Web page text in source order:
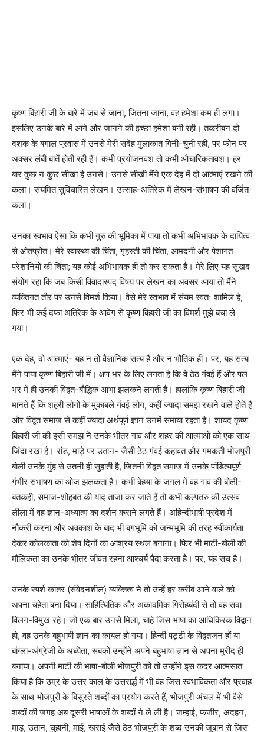
कृष्ण बिहारी जी के बारे में जब से जाना, जितना जाना, वह हमेशा कम ही लगा।
इसलिए उनके बारे में आगे और जानने की इच्छा हमेशा बनी रही। तकरीबन दो
दशक के बंगाल प्रवास में उनसे मेरी सदेह मुलाकात गिनी-चुनी रही, पर फोन पर
अक्सर लंबी बातें होती रही हैं। कभी प्रयोजनवश तो कभी औचारिकतावश। हर
बार कुछ न कुछ सीखा है उनसे। उनसे सीखी मैंने एक देह में दो आत्माएं रखने की
कला। संयमित सुविचारित लेखन। उत्साह-अतिरेक में लेखन-संभाषण की वर्जित
कला।
उनका स्वभाव ऐसा कि कभी गुरु की भूमिका में पाया तो कभी अभिभावक के दायित्व
से ओतप्रोत। मेरे स्वास्थ्य की चिंता, गृहस्ती की चिंता, आमदनी और पेशागत
परेशानियों की चिंता; यह कोई अभिभावक ही तो कर सकता है। मेरे लिए यह सुखद
संयोग रहा कि जब किसी विवादास्पद विषय पर लेखन का अवसर आया तो मैंने
व्यक्तिगत तौर पर उनसे विमर्श किया। वैसे मेरे स्वभाव में संयम स्वतः शामिल है,
फिर भी कई दफा अतिरेक के आवेग से कृष्ण बिहारी जी का विमर्श मुझे बचा ले
गया।
एक देह, दो आत्माएं- यह न तो वैज्ञानिक सत्य है और न भौतिक ही। पर, यह सत्य
मैंने पाया कृष्ण बिहारी जी में। क्षण भर के लिए लगता है कि वे ठेठ गंवई हैं और पल
भर में ही उनकी विद्वत-बौद्धिक आभा झलकने लगती है। हालांकि कृष्ण बिहारी जी
मानते हैं कि शहरी लोगों के मुकाबले गंवई लोग, कहीं ज्यादा समझ रखने वाले होते हैं
और विद्वत समाज से कहीं ज्यादा अर्थपूर्ण ज्ञान उनमें समाया रहता है। शायद कृष्ण
बिहारी जी की इसी समझ ने उनके भीतर गांव और शहर की आत्माओं को एक साथ
जिंदा रखा है। रांड, माड़े पर उतान- जैसी ठेठ गंवई कहावत और गमकती भोजपुरी
बोली उनके मुंह से उतनी ही सुहाती है, जितनी विद्वत समाज में उनके पांडित्यपूर्ण
गंभीर संभाषण का ओज झलकता है। कभी बेहया के जंगल में वह गांव की बोली-
बतकही, समाज-शोहबत की याद ताजा कर जाते हैं तो कभी कल्पतरु की उत्सव
लीला में वह ज्ञान-अध्यात्म का दर्शन कराने लगते हैं। अहिन्दीभाषी प्रदेश में
नौकरी करना और अवकाश के बाद भी बंगभूमि को जन्मभूमि की तरह स्वीकार्यता
देकर कोलकाता को शेष दिनों का आश्रय स्थल बनाना। फिर भी माटी-बोली की
मौलिकता का उनके भीतर जीवंत रहना आश्चर्य पैदा करता है। पर, यह सच है।
उनके स्पर्श कातर (संवेदनशील) व्यक्तित्व ने तो उन्हें हर करीब आने वाले को
अपना चहेता बना दिया। साहित्यितिक और अकादमिक गिरोहबंदी से तो वह सदा
विलग-विमुख रहे। जो एक बार उनसे मिला, चाहे जिस भाषा का आधिकिरक विद्वान
हो, वह उनके बहुभाषी ज्ञान का कायल हो गया। हिन्दी पट्टी के विद्वतजन हों या
बांग्ला-अंग्रेजी के अध्येता, सबको उन्होंने अपने बहुभाषा ज्ञान से अपना मुरीद ही
बनाया। अपनी माटी की भाषा-बोली भोजपुरी को तो उन्होंने इस कदर आत्मसात
किया है कि उम्र के उत्तर काल के उत्तरार्द्ध में भी वह जिस स्वभाविकता और प्रवाह
के साथ भोजपुरी के बिसुरते शब्दों का प्रयोग करते हैं, भोजपुरी अंचल में भी वैसे
शब्दों की जगह अब दूसरी भाषाओं के शब्दों ने ले ली है। जम्हाई, फजीर, अदहन,
माड़, उतान, चुहानी, माई, खराई जैसे ठेठ भोजपुरी के शब्द उनकी जुबान से जिस